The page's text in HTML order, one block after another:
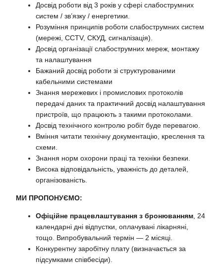
Досвід роботи від 3 років у сфері слабострумних
систем / зв’язку / енергетики.
Розуміння принципів роботи слабострумних систем
(мережі, CCTV, СКУД, сигналізація).
Досвід організації слабострумних мереж, монтажу
та налаштування
Бажаний досвід роботи зі структурованими
кабельними системами
Знання мережевих і промислових протоколів
передачі даних та практичний досвід налаштування
пристроїв, що працюють з такими протоколами.
Досвід технічного контролю робіт буде перевагою.
Вміння читати технічну документацію, креслення та
схеми.
Знання норм охорони праці та техніки безпеки.
Висока відповідальність, уважність до деталей,
організованість.
МИ ПРОПОНУЄМО:
Офіційне працевлаштування з бронюванням , 24
календарні дні відпустки, оплачувані лікарняні,
тощо. Випробувальний термін — 2 місяці.
Конкурентну заробітну плату (визначається за
підсумками співбесіди).